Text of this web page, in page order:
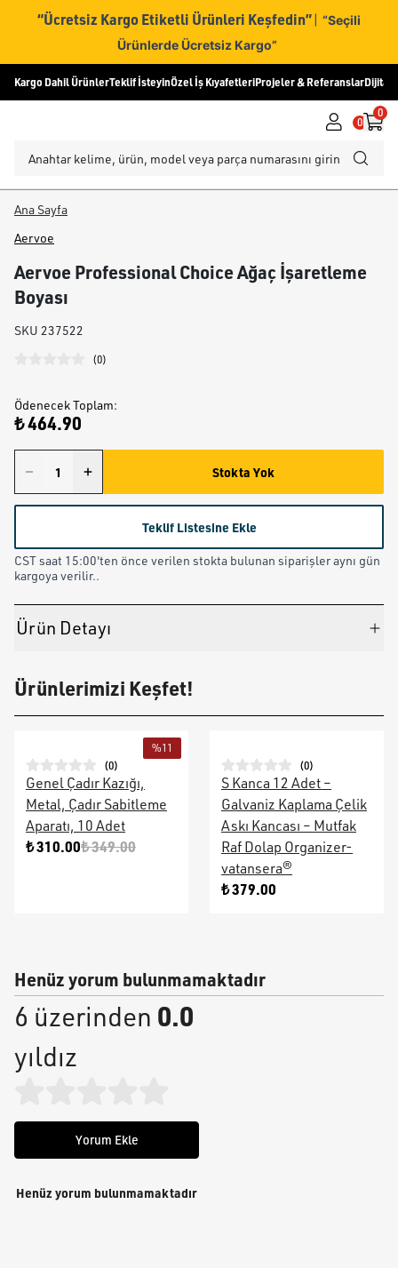
“Ücretsiz Kargo Etiketli Ürünleri Keşfedin” | “Seçili
Ürünlerde Ücretsiz Kargo”
Kargo Dahil ÜrünlerTeklif İsteyinÖzel İş KıyafetleriProjeler & ReferanslarDijital
0
0
Ana Sayfa
Aervoe
Aervoe Professional Choice Ağaç İşaretleme
Boyası
SKU 237522
(0)
Ödenecek Toplam:
₺ 464.90
Stokta Yok
Teklif Listesine Ekle
CST saat 15:00'ten önce verilen stokta bulunan siparişler aynı gün
kargoya verilir..
Ürün Detayı
Ürünlerimizi Keşfet!
%11
(0)
Genel Çadır Kazığı,
Metal, Çadır Sabitleme
Aparatı, 10 Adet
₺ 310.00₺ 349.00
(0)
S Kanca 12 Adet –
Galvaniz Kaplama Çelik
Askı Kancası – Mutfak
Raf Dolap Organizer-
vatansera®
₺ 379.00
Henüz yorum bulunmamaktadır
6 üzerinden 0.0
yıldız
Yorum Ekle
Henüz yorum bulunmamaktadır